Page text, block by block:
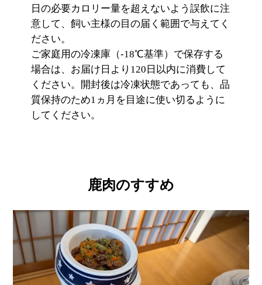
日の必要カロリー量を超えないよう誤飲に注
意して、飼い主様の目の届く範囲で与えてく
ださい。
ご家庭用の冷凍庫（-18℃基準）で保存する
場合は、お届け日より120日以内に消費して
ください。開封後は冷凍状態であっても、品
質保持のため1ヵ月を目途に使い切るように
してください。
鹿肉のすすめ